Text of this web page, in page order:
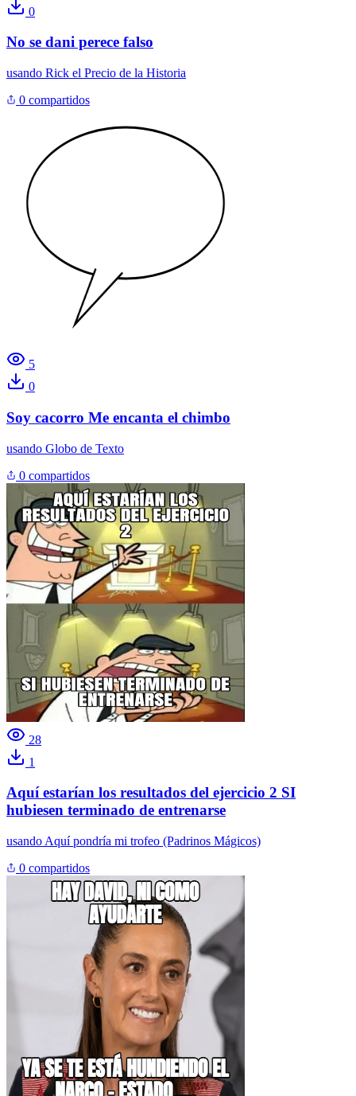
0
No se dani perece falso
usando Rick el Precio de la Historia
0 compartidos
5
0
Soy cacorro Me encanta el chimbo
usando Globo de Texto
0 compartidos
28
1
Aquí estarían los resultados del ejercicio 2 SI
hubiesen terminado de entrenarse
usando Aquí pondría mi trofeo (Padrinos Mágicos)
0 compartidos